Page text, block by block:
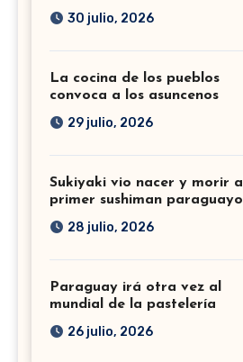
30 julio, 2026
La cocina de los pueblos
convoca a los asuncenos
29 julio, 2026
Sukiyaki vio nacer y morir al
primer sushiman paraguayo
28 julio, 2026
Paraguay irá otra vez al
mundial de la pastelería
26 julio, 2026